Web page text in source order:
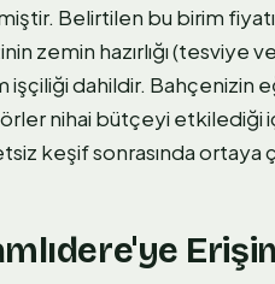
Belirtilen bu birim
zemin hazırlığı
işçiliği dahildir. Bahçenizin
nihai bütçeyi etkilediği
keşif sonrasında ortaya